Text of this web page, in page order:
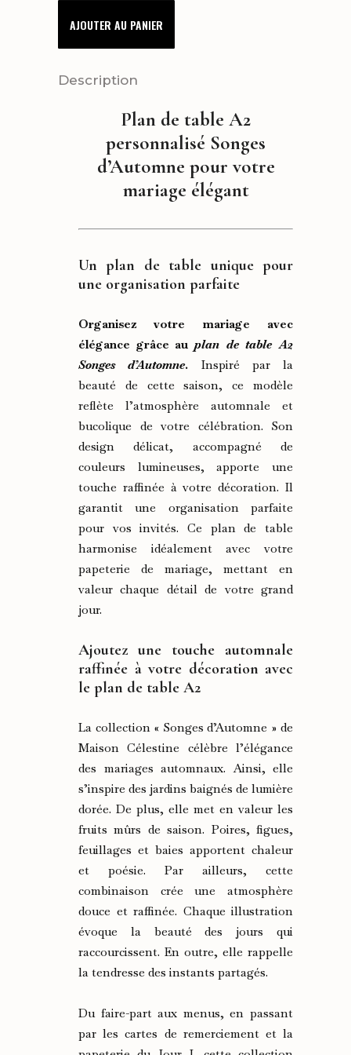
TABLE
A2
SONGES
AJOUTER AU PANIER
Description
Plan de table A2
personnalisé Songes
d’Automne pour votre
mariage élégant
Un plan de table unique pour
une organisation parfaite
Organisez votre mariage avec
élégance grâce au plan de table A2
Songes d’Automne. Inspiré par la
beauté de cette saison, ce modèle
reflète l’atmosphère automnale et
bucolique de votre célébration. Son
design délicat, accompagné de
couleurs lumineuses, apporte une
touche raffinée à votre décoration. Il
garantit une organisation parfaite
pour vos invités. Ce plan de table
harmonise idéalement avec votre
papeterie de mariage, mettant en
valeur chaque détail de votre grand
jour.
Ajoutez une touche automnale
raffinée à votre décoration avec
le plan de table A2
La collection « Songes d’Automne » de
Maison Célestine célèbre l’élégance
des mariages automnaux. Ainsi, elle
s’inspire des jardins baignés de lumière
dorée. De plus, elle met en valeur les
fruits mûrs de saison. Poires, figues,
feuillages et baies apportent chaleur
et poésie. Par ailleurs, cette
combinaison crée une atmosphère
douce et raffinée. Chaque illustration
évoque la beauté des jours qui
raccourcissent. En outre, elle rappelle
la tendresse des instants partagés.
Du faire-part aux menus, en passant
par les cartes de remerciement et la